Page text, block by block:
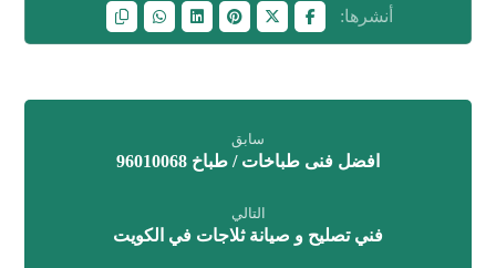
سابق
افضل فنى طباخات / طباخ 96010068
التالي
فني تصليح و صيانة ثلاجات في الكويت